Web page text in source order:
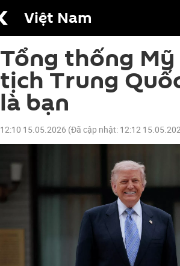
Việt Nam
Tổng thống
tịch Trung
là bạn
12:10 15.05.2026 (Đã cập nhật: 12:12